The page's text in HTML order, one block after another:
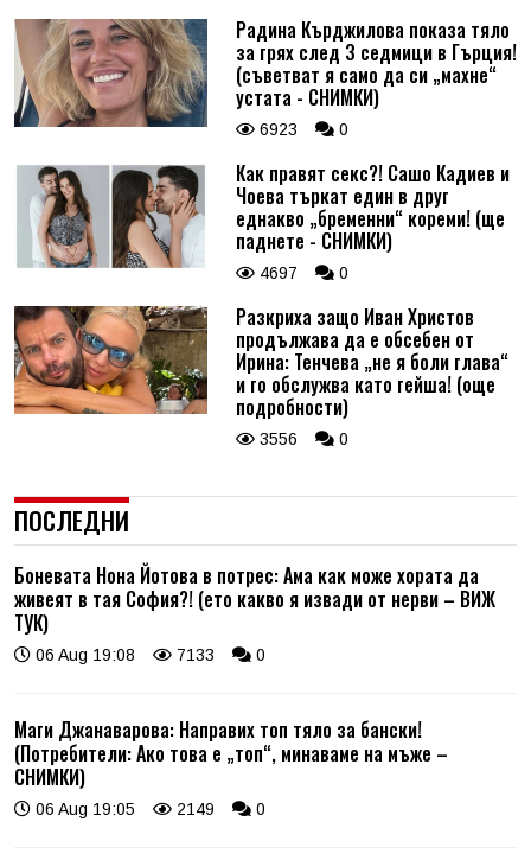
Радина Кърджилова показа тяло
за грях след 3 седмици в Гърция!
(съветват я само да си „махне“
устата - СНИМКИ)
6923 0
Как правят секс?! Сашо Кадиев и
Чоева търкат един в друг
еднакво „бременни“ кореми! (ще
паднете - СНИМКИ)
4697 0
Разкриха защо Иван Христов
продължава да е обсебен от
Ирина: Тенчева „не я боли глава“
и го обслужва като гейша! (още
подробности)
3556 0
ПОСЛЕДНИ
Боневата Нона Йотова в потрес: Ама как може хората да
живеят в тая София?! (ето какво я извади от нерви – ВИЖ
ТУК)
06 Aug 19:08 7133 0
Маги Джанаварова: Направих топ тяло за бански!
(Потребители: Ако това е „топ“, минаваме на мъже –
СНИМКИ)
06 Aug 19:05 2149 0